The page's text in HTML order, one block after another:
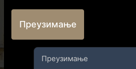
Преузимање
Преузимање